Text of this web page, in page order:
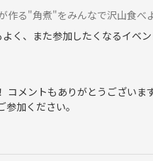
角煮"をみんなで沢山食べよう！初
く、また参加したくなるイベン
メントもありがとうございま
加ください。